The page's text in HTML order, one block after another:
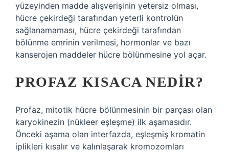
yüzeyinden madde alışverişinin yetersiz olması,
hücre çekirdeği tarafından yeterli kontrolün
sağlanamaması, hücre çekirdeği tarafından
bölünme emrinin verilmesi, hormonlar ve bazı
kanserojen maddeler hücre bölünmesine yol açar.
PROFAZ KISACA NEDIR?
Profaz, mitotik hücre bölünmesinin bir parçası olan
karyokinezin (nükleer eşleşme) ilk aşamasıdır.
Önceki aşama olan interfazda, eşleşmiş kromatin
iplikleri kısalır ve kalınlaşarak kromozomları